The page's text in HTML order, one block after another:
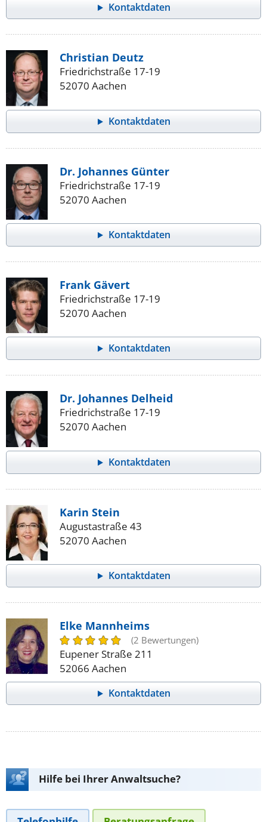
Kontaktdaten
Christian Deutz
Friedrichstraße 17-19
52070 Aachen
Kontaktdaten
Dr. Johannes Günter
Friedrichstraße 17-19
52070 Aachen
Kontaktdaten
Frank Gävert
Friedrichstraße 17-19
52070 Aachen
Kontaktdaten
Dr. Johannes Delheid
Friedrichstraße 17-19
52070 Aachen
Kontaktdaten
Karin Stein
Augustastraße 43
52070 Aachen
Kontaktdaten
Elke Mannheims
(2 Bewertungen)
Eupener Straße 211
52066 Aachen
Kontaktdaten
Hilfe bei Ihrer Anwaltsuche?